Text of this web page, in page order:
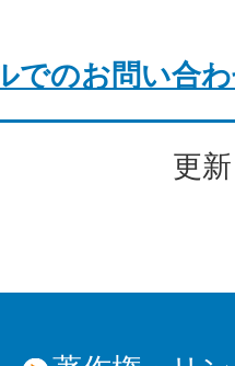
でのお問い合
更